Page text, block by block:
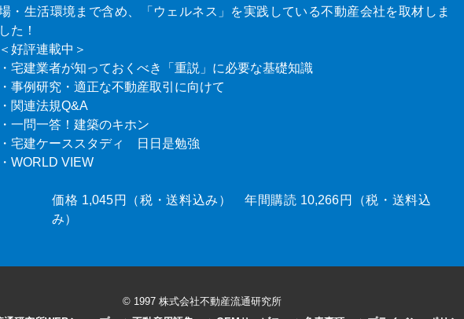
・生活環境まで含め、「ウェルネス」を実践している不動産会社を取材しま
した！
＜好評連載中＞
・宅建業者が知っておくべき「重説」に必要な基礎知識
・事例研究・適正な不動産取引に向けて
・関連法規Q&A
・一問一答！建築のキホン
・宅建ケーススタディ 日日是勉強
・WORLD VIEW
価格 1,045円（税・送料込み） 年間購読 10,266円（税・送料込
み）
© 1997 株式会社不動産流通研究所